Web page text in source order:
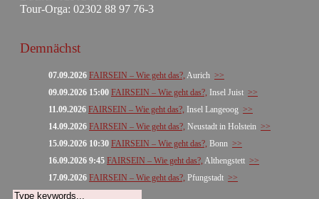
Tour-Orga: 02302 88 97 76-3
Demnächst
07.09.2026 FAIRSEIN – Wie geht das?, Aurich >>
09.09.2026 15:00 FAIRSEIN – Wie geht das?, Insel Juist >>
11.09.2026 FAIRSEIN – Wie geht das?, Insel Langeoog >>
14.09.2026 FAIRSEIN – Wie geht das?, Neustadt in Holstein >>
15.09.2026 10:30 FAIRSEIN – Wie geht das?, Bonn >>
16.09.2026 9:45 FAIRSEIN – Wie geht das?, Althengstett >>
17.09.2026 FAIRSEIN – Wie geht das?, Pfungstadt >>